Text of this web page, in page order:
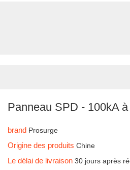
Panneau SPD - 100kA
brand Prosurge
Origine des produitsChine
Le délai de livraison30 jours après